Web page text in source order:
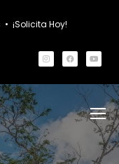
• ¡Solicita Hoy!